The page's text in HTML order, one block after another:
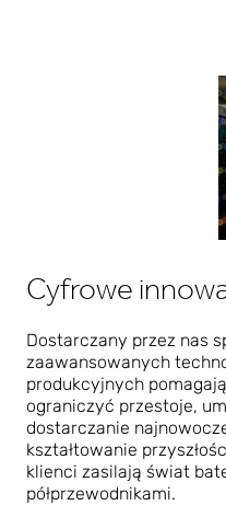
Cyfrowe
Dostarczany przez nas
zaawansowanych
produkcyjnych
ograniczyć przestoje,
dostarczanie
kształtowanie
klienci zasilają świat
półprzewodnikami.